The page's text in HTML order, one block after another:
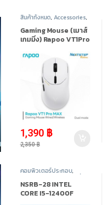
สินค้าทั้งหมด,Accessories,
Gaming Mouse (เมาส์
เกมมิ่ง) Rapoo VT1Pro
high-speed Dual
mode Wired/Wireless
-41%
1,390 ฿
2,350฿
คอมพิวเตอร์ประกอบ,
สินค้า
ทั้งหมด
NSRB-28 INTEL
CORE I5-12400F